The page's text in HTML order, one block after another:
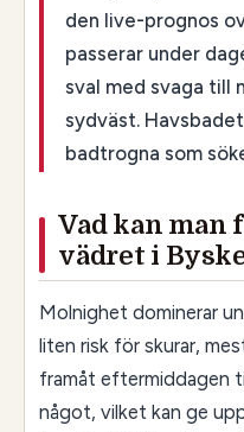
den live-prognos
passerar under
sval med svaga till
sydväst.
badtrogna som
Vad kan man
vädret i
Molnighet dominerar
liten risk för skurar,
framåt eftermiddagen
något, vilket kan ge